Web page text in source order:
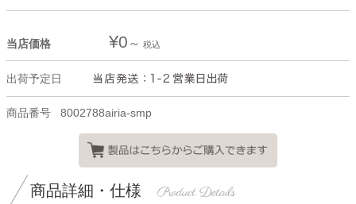
当店価格 ¥0 税込
出荷予定日
商品番号 8002788airia-smp
商品詳細・仕様